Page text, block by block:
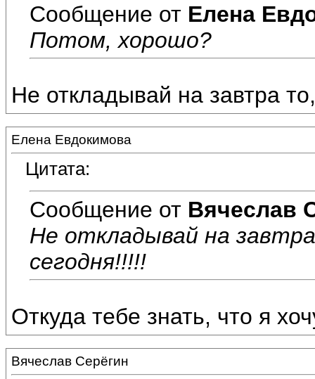
Сообщение от Елена
Потом, хорошо?
Не откладывай на завтра
Елена Евдокимова
Цитата:
Сообщение от Вячеслав
Не откладывай на
сегодня!!!!!
Откуда тебе знать, что я
Вячеслав Серёгин